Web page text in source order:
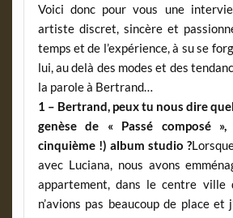
Voici donc pour vous une
artiste discret, sincère et
temps et de l’expérience, à su se
lui, au delà des modes et des
la parole à Bertrand…
1 – Bertrand, peux tu nous dire
genèse de « Passé composé
cinquième !) album studio ?
avec Luciana, nous avons
appartement, dans le centre ville
n’avions pas beaucoup de place et